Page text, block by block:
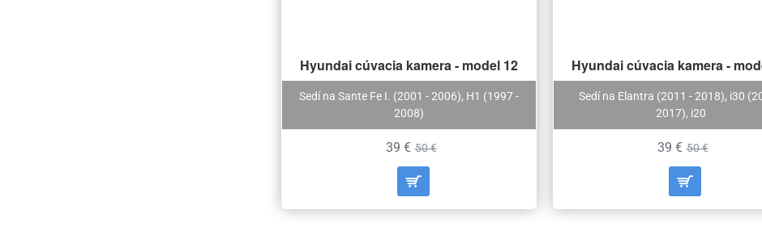
Sedí na Sante Fe I. (2001 - 2006), H1 (1997 -
2008)
Hyundai cúvacia kamera - model 12
39 € 50 €
Sedí na Elantra (2011 - 2018), i30
2017), i20
Hyundai cúvacia kamera -
39 € 50 €